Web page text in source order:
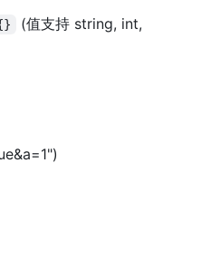
(值支持 string, int,